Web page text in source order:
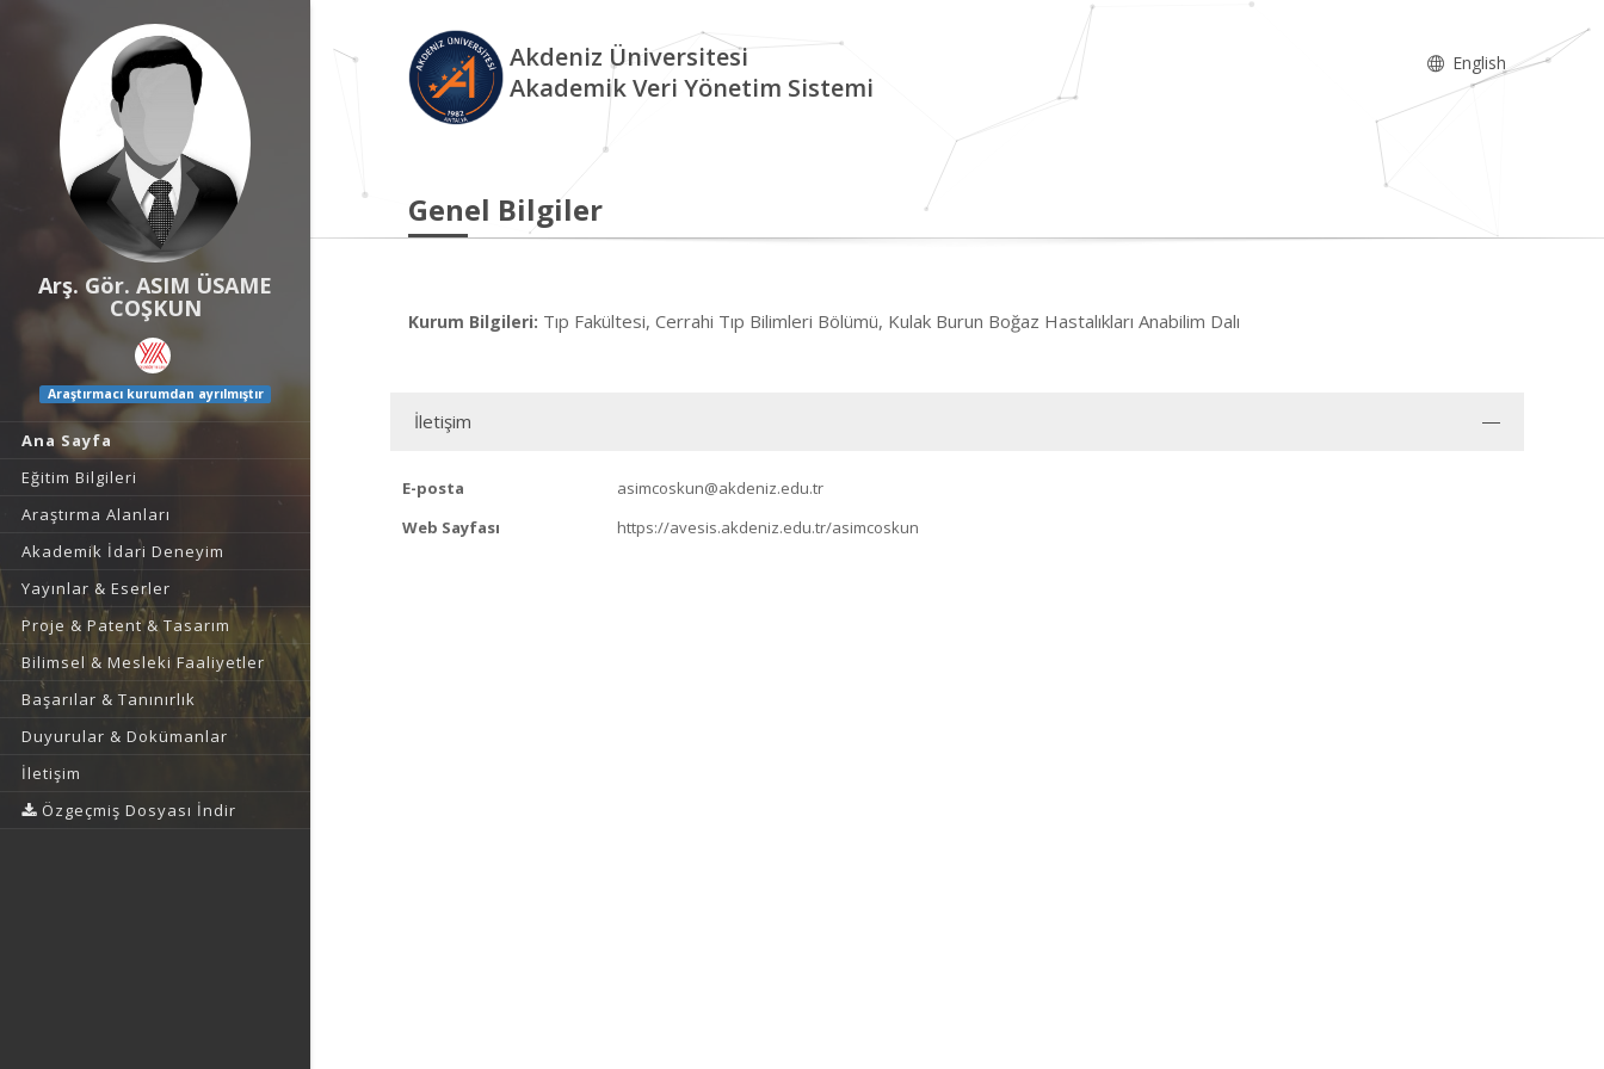
Arş. Gör. ASIM ÜSAME
COŞKUN
Araştırmacı kurumdan ayrılmıştır
Ana Sayfa
Eğitim Bilgileri
Araştırma Alanları
Akademik İdari Deneyim
Yayınlar & Eserler
Proje & Patent & Tasarım
Bilimsel & Mesleki Faaliyetler
Başarılar & Tanınırlık
Duyurular & Dokümanlar
İletişim
Özgeçmiş Dosyası İndir
Akdeniz Üniversitesi
Akademik Veri Yönetim Sistemi
English
Genel Bilgiler
Kurum Bilgileri: Tıp Fakültesi, Cerrahi Tıp Bilimleri Bölümü, Kulak Burun Boğaz Hastalıkları Anabilim Dalı
İletişim
E-posta
asimcoskun@akdeniz.edu.tr
Web Sayfası
https://avesis.akdeniz.edu.tr/asimcoskun